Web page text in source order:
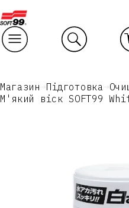
Магазин Підготовка
М'який віск SOFT99
Ваше замовлення